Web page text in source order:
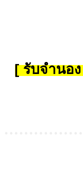
[ รับจำนอ